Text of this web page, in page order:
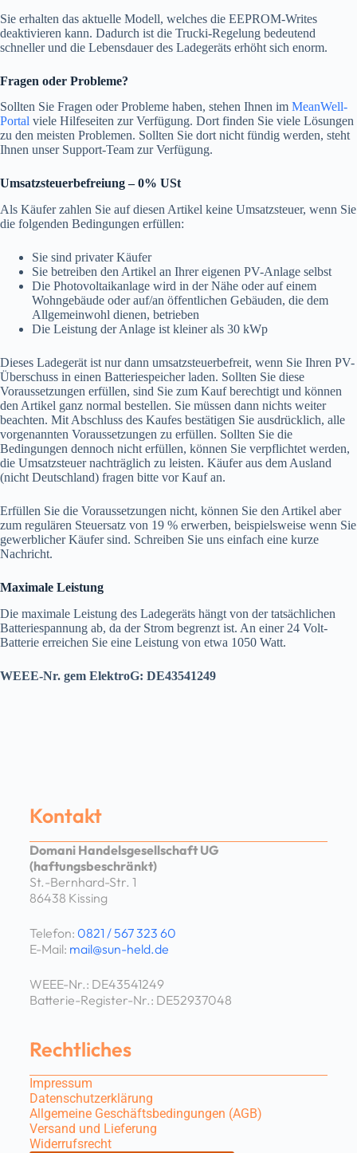
Sie erhalten das aktuelle Modell, welches die EEPROM-Writes
deaktivieren kann. Dadurch ist die Trucki-Regelung bedeutend
schneller und die Lebensdauer des Ladegeräts erhöht sich enorm.
Fragen oder Probleme?
Sollten Sie Fragen oder Probleme haben, stehen Ihnen im MeanWell-
Portal viele Hilfeseiten zur Verfügung. Dort finden Sie viele Lösungen
zu den meisten Problemen. Sollten Sie dort nicht fündig werden, steht
Ihnen unser Support-Team zur Verfügung.
Umsatzsteuerbefreiung – 0% USt
Als Käufer zahlen Sie auf diesen Artikel keine Umsatzsteuer, wenn Sie
die folgenden Bedingungen erfüllen:
Sie sind privater Käufer
Sie betreiben den Artikel an Ihrer eigenen PV-Anlage selbst
Die Photovoltaikanlage wird in der Nähe oder auf einem
Wohngebäude oder auf/an öffentlichen Gebäuden, die dem
Allgemeinwohl dienen, betrieben
Die Leistung der Anlage ist kleiner als 30 kWp
Dieses Ladegerät ist nur dann umsatzsteuerbefreit, wenn Sie Ihren PV-
Überschuss in einen Batteriespeicher laden. Sollten Sie diese
Voraussetzungen erfüllen, sind Sie zum Kauf berechtigt und können
den Artikel ganz normal bestellen. Sie müssen dann nichts weiter
beachten. Mit Abschluss des Kaufes bestätigen Sie ausdrücklich, alle
vorgenannten Voraussetzungen zu erfüllen. Sollten Sie die
Bedingungen dennoch nicht erfüllen, können Sie verpflichtet werden,
die Umsatzsteuer nachträglich zu leisten. Käufer aus dem Ausland
(nicht Deutschland) fragen bitte vor Kauf an.
Erfüllen Sie die Voraussetzungen nicht, können Sie den Artikel aber
zum regulären Steuersatz von 19 % erwerben, beispielsweise wenn Sie
gewerblicher Käufer sind. Schreiben Sie uns einfach eine kurze
Nachricht.
Maximale Leistung
Die maximale Leistung des Ladegeräts hängt von der tatsächlichen
Batteriespannung ab, da der Strom begrenzt ist. An einer 24 Volt-
Batterie erreichen Sie eine Leistung von etwa 1050 Watt.
WEEE-Nr. gem ElektroG: DE43541249
Kontakt
Domani Handelsgesellschaft UG
(haftungsbeschränkt)
St.-Bernhard-Str. 1
86438 Kissing
Telefon: 0821 / 567 323 60
E-Mail: mail@sun-held.de
WEEE-Nr.: DE43541249
Batterie-Register-Nr.: DE52937048
Rechtliches
Impressum
Datenschutzerklärung
Allgemeine Geschäftsbedingungen (AGB)
Versand und Lieferung
Widerrufsrecht